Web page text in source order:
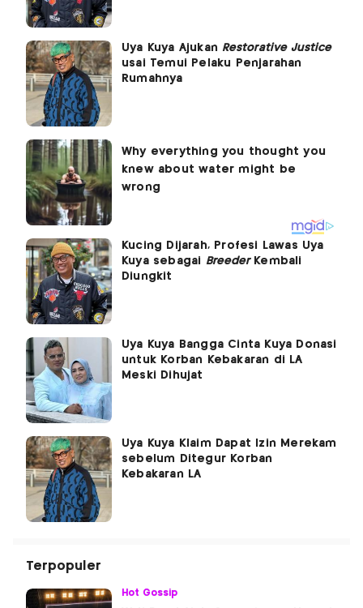
Uya Kuya Ajukan Restorative Justice
usai Temui Pelaku Penjarahan
Rumahnya
Kucing Dijarah, Profesi Lawas Uya
Kuya sebagai BreederKembali
Diungkit
Uya Kuya Bangga Cinta Kuya Donasi
untuk Korban Kebakaran di LA
Meski Dihujat
Uya Kuya Klaim Dapat Izin Merekam
sebelum Ditegur Korban
Kebakaran LA
Terpopuler
Hot Gossip